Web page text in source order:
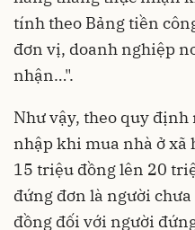
tính theo Bảng tiền
đơn vị, doanh nghiệp
nhận…".
Như vậy, theo quy
nhập khi mua nhà ở xã
15 triệu đồng lên 20
đứng đơn là người
đồng đối với người